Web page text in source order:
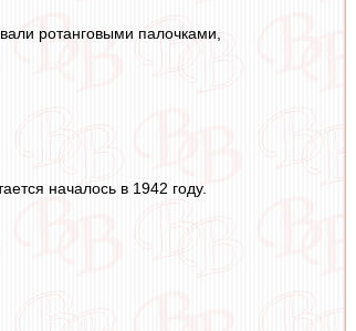
ротанговыми палочками,
началось в 1942 году.